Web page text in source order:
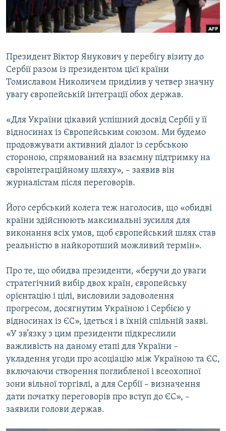
ВІДЕОУРОКИ «ELIFBE»
СВІДЧЕННЯ ОКУПАЦІЇ
ІНФОГРАФІКА
Русский
Qırımtatar
ДОЛУЧАЙСЯ!
Президент Віктор Янукович у перебігу візиту до
Сербії разом із президентом цієї країни
Томиславом Николичем приділив у четвер значну
увагу європейській інтеграції обох держав.
«Для України цікавий успішний досвід Сербії у її
відносинах із Європейським союзом. Ми будемо
продовжувати активний діалог із сербською
стороною, спрямований на взаємну підтримку на
євроінтеграційному шляху», – заявив він
журналістам після переговорів.
Його сербський колега теж наголосив, що «обидві
країни здійснюють максимальні зусилля для
виконання всіх умов, щоб європейський шлях став
реальністю в найкоротший можливий термін».
Про те, що обидва президенти, «беручи до уваги
стратегічний вибір двох країн, європейську
орієнтацію і цілі, висловили задоволення
прогресом, досягнутим Україною і Сербією у
відносинах із ЄС», ідеться і в їхній спільній заяві.
«У зв’язку з цим президенти підкреслили
важливість на даному етапі для України –
укладення угоди про асоціацію між Україною та ЄС,
включаючи створення поглибленої і всеохопної
зони вільної торгівлі, а для Сербії – визначення
дати початку переговорів про вступ до ЄС», –
заявили голови держав.